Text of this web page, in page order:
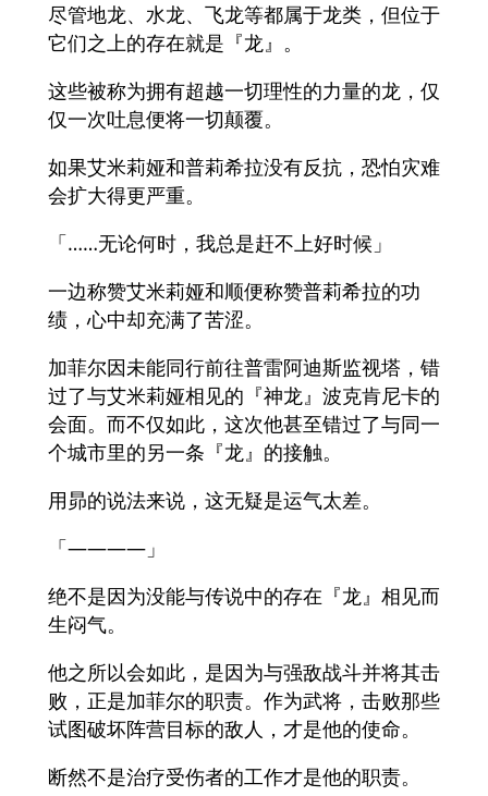
尽管地龙、水龙、飞龙等都属于龙类，但位于
它们之上的存在就是『龙』。
这些被称为拥有超越一切理性的力量的龙，仅
仅一次吐息便将一切颠覆。
如果艾米莉娅和普莉希拉没有反抗，恐怕灾难
会扩大得更严重。
「……无论何时，我总是赶不上好时候」
一边称赞艾米莉娅和顺便称赞普莉希拉的功
绩，心中却充满了苦涩。
加菲尔因未能同行前往普雷阿迪斯监视塔，错
过了与艾米莉娅相见的『神龙』波克肯尼卡的
会面。而不仅如此，这次他甚至错过了与同一
个城市里的另一条『龙』的接触。
用昴的说法来说，这无疑是运气太差。
「――――」
绝不是因为没能与传说中的存在『龙』相见而
生闷气。
他之所以会如此，是因为与强敌战斗并将其击
败，正是加菲尔的职责。作为武将，击败那些
试图破坏阵营目标的敌人，才是他的使命。
断然不是治疗受伤者的工作才是他的职责。